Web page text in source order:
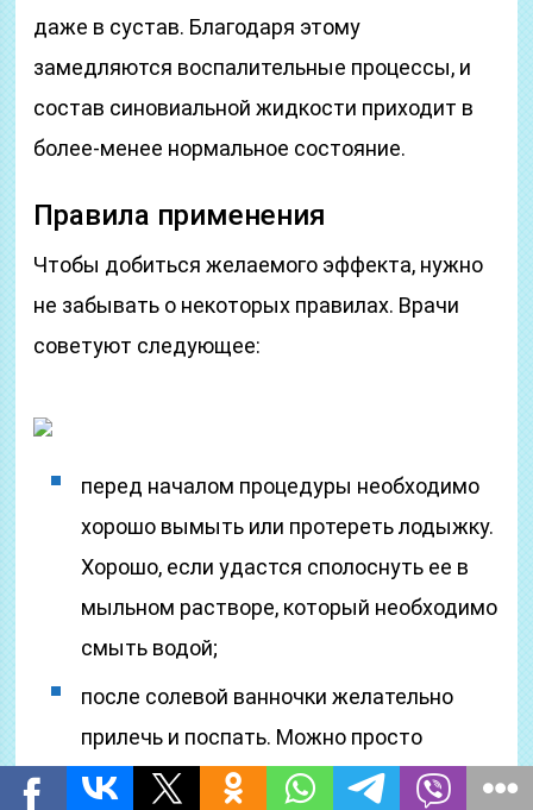
даже в сустав. Благодаря этому
замедляются воспалительные процессы, и
состав синовиальной жидкости приходит в
более-менее нормальное состояние.
Правила применения
Чтобы добиться желаемого эффекта, нужно
не забывать о некоторых правилах. Врачи
советуют следующее:
перед началом процедуры необходимо
хорошо вымыть или протереть лодыжку.
Хорошо, если удастся сполоснуть ее в
мыльном растворе, который необходимо
смыть водой;
после солевой ванночки желательно
прилечь и поспать. Можно просто
отдохнуть около часика, никак не